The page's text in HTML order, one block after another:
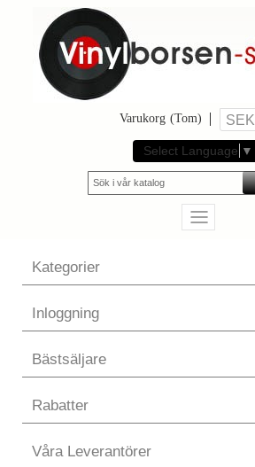
Varukorg (Tom) SEK
Select Language ▼
Kategorier
Inloggning
Bästsäljare
Rabatter
Våra Leverantörer